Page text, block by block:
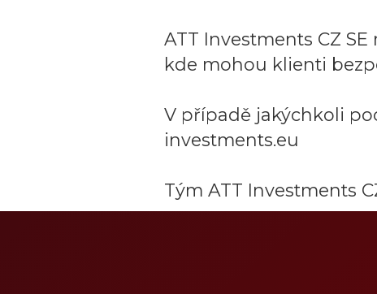
ATT Investments CZ
kde mohou klienti
V případě jakýchkoli
investments.eu
Tým ATT Investments